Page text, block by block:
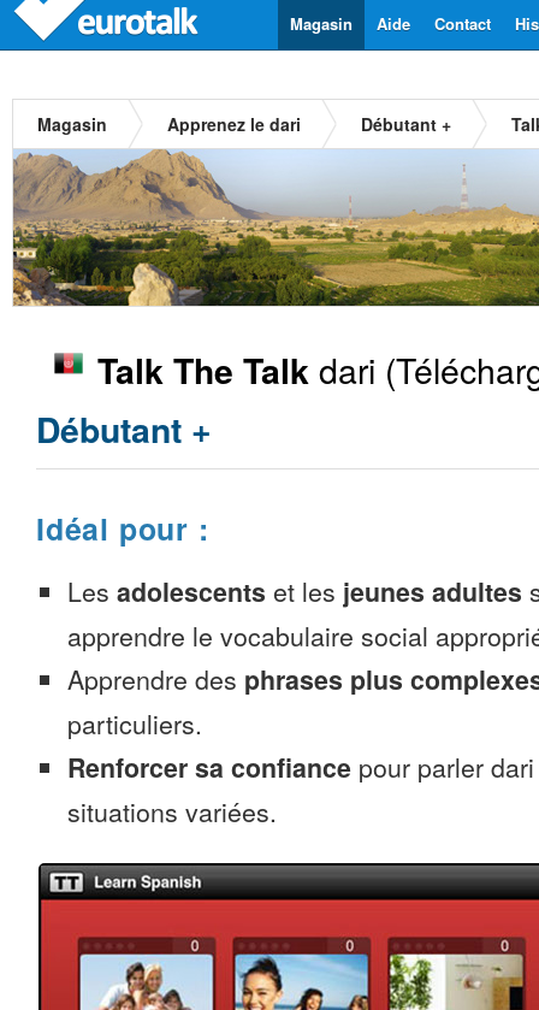
Contact
Aide
Magasin
Magasin Apprenez le dari Débutant +
Talk The Talkdari
Débutant +
Idéal pour :
Les adolescents et les jeunes adultes
apprendre le vocabulaire social
Apprendre des phrases plus
particuliers.
Renforcer sa confiance pour parler
situations variées.